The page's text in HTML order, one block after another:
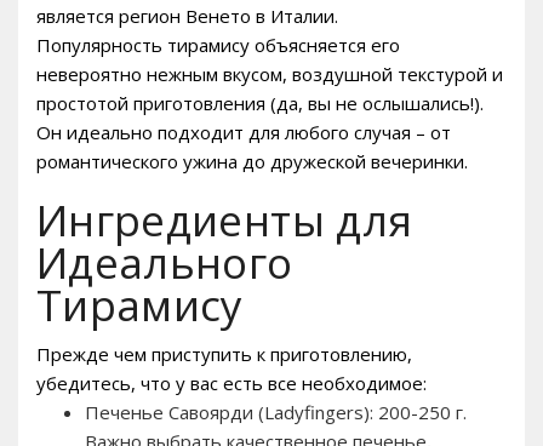
является регион Венето в Италии.
Популярность тирамису объясняется его
невероятно нежным вкусом, воздушной текстурой и
простотой приготовления (да, вы не ослышались!).
Он идеально подходит для любого случая – от
романтического ужина до дружеской вечеринки.
Ингредиенты для
Идеального
Тирамису
Прежде чем приступить к приготовлению,
убедитесь, что у вас есть все необходимое:
Печенье Савоярди (Ladyfingers): 200-250 г.
Важно выбрать качественное печенье,